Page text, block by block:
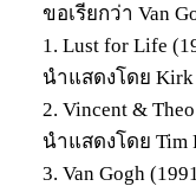
ขอเรียกว่า Van
1. Lust for Life
นำแสดงโดย Kirk
2. Vincent &
นำแสดงโดย Tim
3. Van Gogh